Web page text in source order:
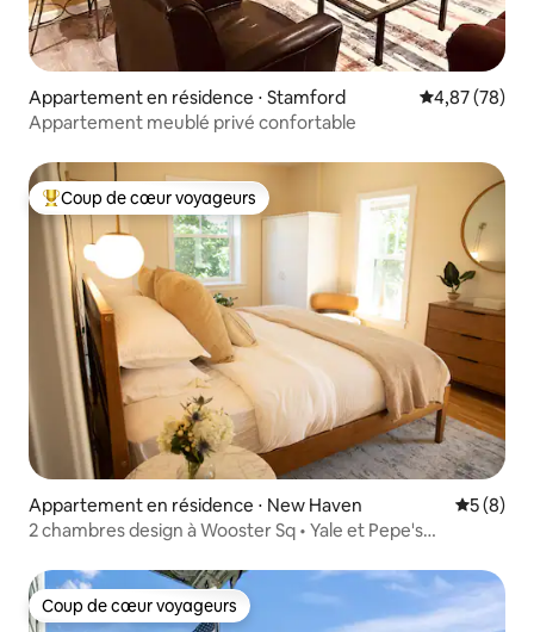
Appartement en résidence ⋅ Stamford Évaluation
4,87 (78)
Appartement meublé privé confortable
Coups de cœur voyageurs les plus appréciés
Coup de cœur voyageurs
Appartement en résidence ⋅ New Haven
5 (8)
2 chambres design à Wooster Sq • Yale et Pepe's
Coup de cœur voyageurs
Coup de cœur voyageurs